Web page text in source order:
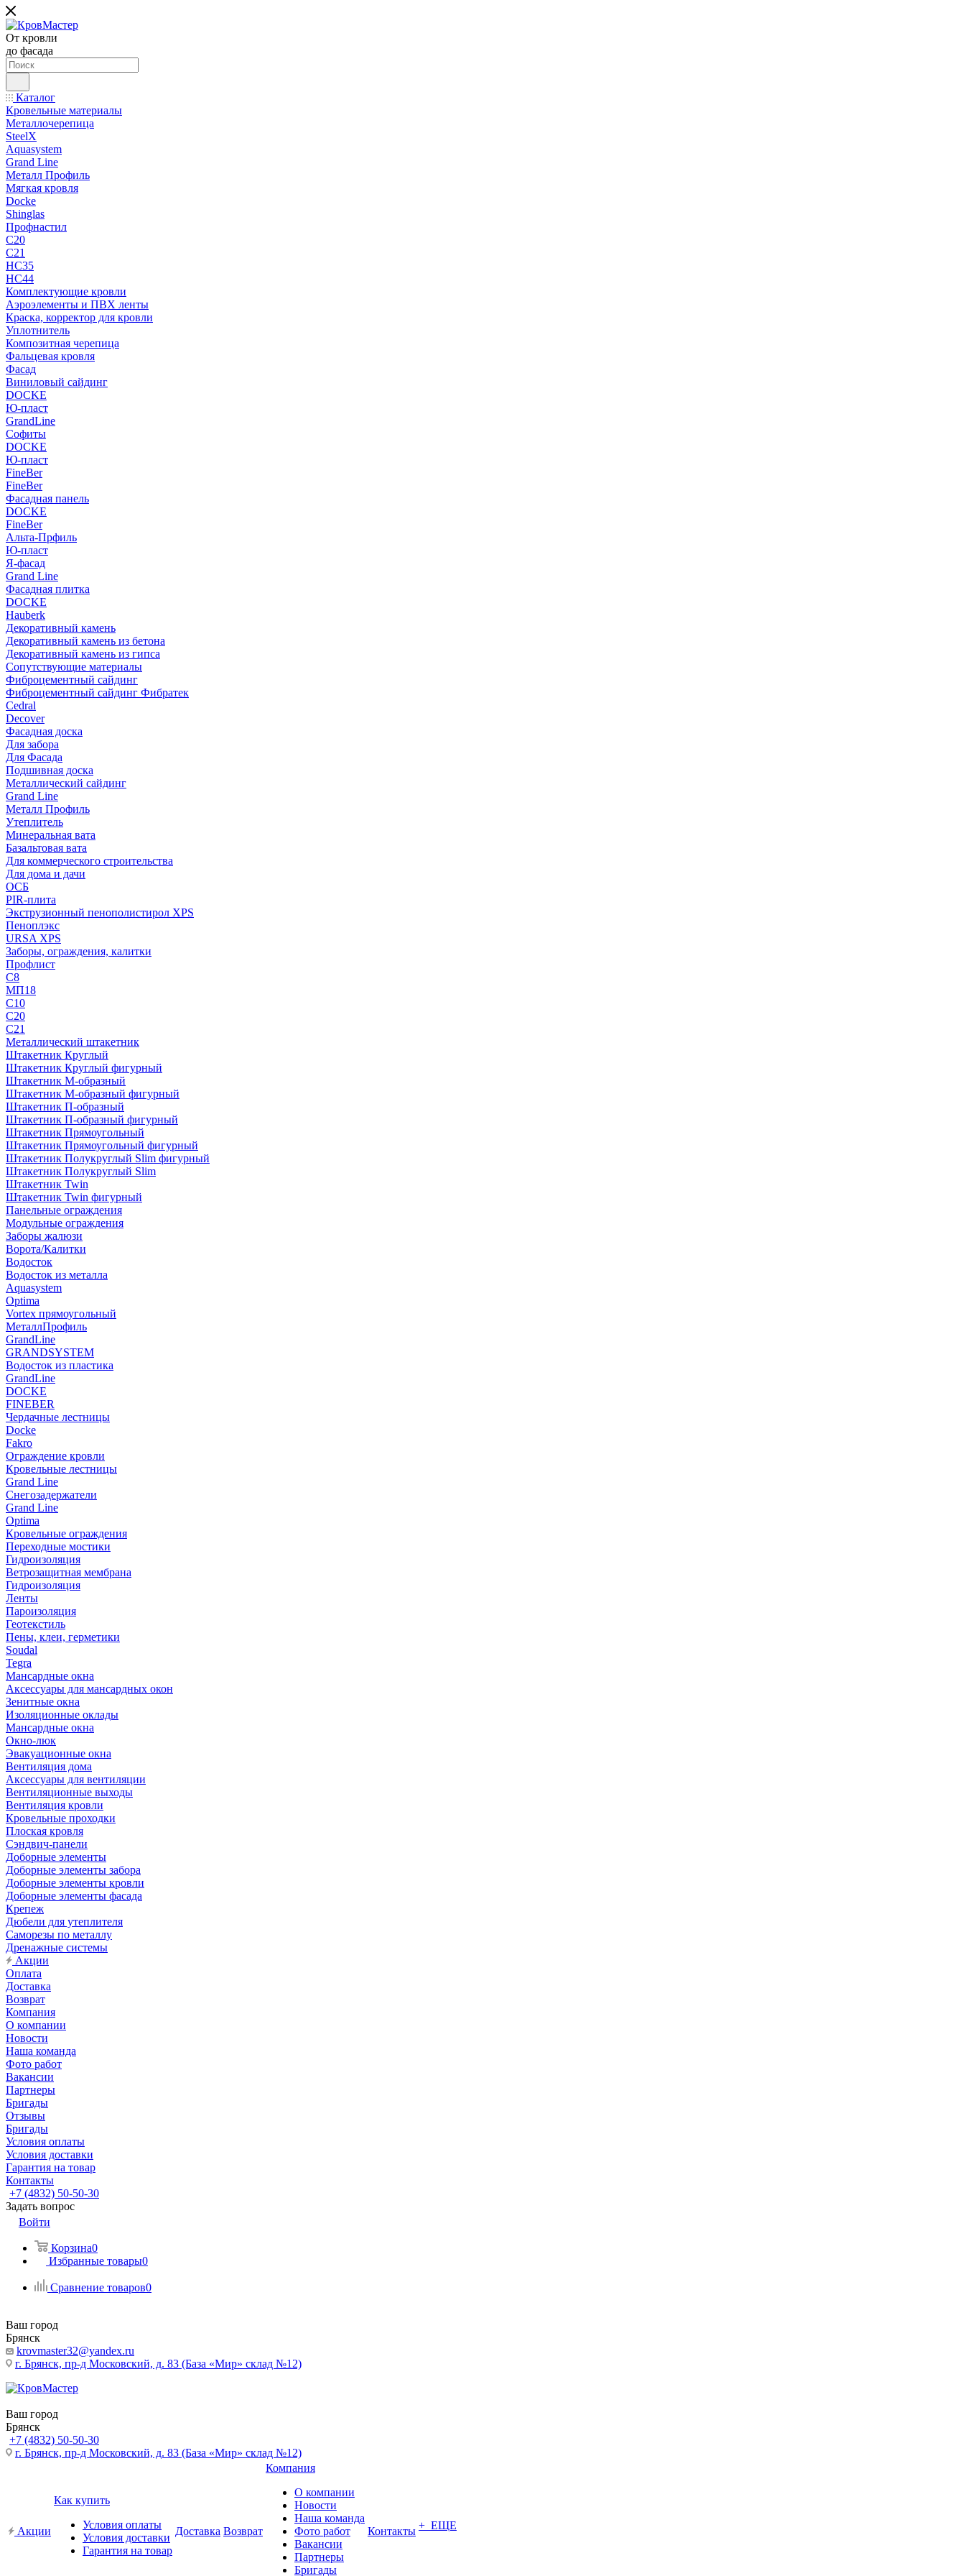
От кровли
до фасада
Каталог
Кровельные материалы
Металлочерепица
SteelX
Aquasystem
Grand Line
Металл Профиль
Мягкая кровля
Docke
Shinglas
Профнастил
C20
C21
НС35
НС44
Комплектующие кровли
Аэроэлементы и ПВХ ленты
Краска, корректор для кровли
Уплотнитель
Композитная черепица
Фальцевая кровля
Фасад
Виниловый сайдинг
DOCKE
Ю-пласт
GrandLine
Софиты
DOCKE
Ю-пласт
FineBer
FineBer
Фасадная панель
DOCKE
FineBer
Альта-Прфиль
Ю-пласт
Я-фасад
Grand Line
Фасадная плитка
DOCKE
Hauberk
Декоративный камень
Декоративный камень из бетона
Декоративный камень из гипса
Сопутствующие материалы
Фиброцементный сайдинг
Фиброцементный сайдинг Фибратек
Cedral
Decover
Фасадная доска
Для забора
Для Фасада
Подшивная доска
Металлический сайдинг
Grand Line
Металл Профиль
Утеплитель
Минеральная вата
Базальтовая вата
Для коммерческого строительства
Для дома и дачи
ОСБ
PIR-плита
Экструзионный пенополистирол XPS
Пеноплэкс
URSA XPS
Заборы, ограждения, калитки
Профлист
С8
МП18
С10
С20
С21
Металлический штакетник
Штакетник Круглый
Штакетник Круглый фигурный
Штакетник М-образный
Штакетник М-образный фигурный
Штакетник П-образный
Штакетник П-образный фигурный
Штакетник Прямоугольный
Штакетник Прямоугольный фигурный
Штакетник Полукруглый Slim фигурный
Штакетник Полукруглый Slim
Штакетник Twin
Штакетник Twin фигурный
Панельные ограждения
Модульные ограждения
Заборы жалюзи
Ворота/Калитки
Водосток
Водосток из металла
Aquasystem
Optima
Vortex прямоугольный
МеталлПрофиль
GrandLine
GRANDSYSTEM
Водосток из пластика
GrandLine
DOCKE
FINEBER
Чердачные лестницы
Docke
Fakro
Ограждение кровли
Кровельные лестницы
Grand Line
Снегозадержатели
Grand Line
Optima
Кровельные ограждения
Переходные мостики
Гидроизоляция
Ветрозащитная мембрана
Гидроизоляция
Ленты
Пароизоляция
Геотекстиль
Пены, клеи, герметики
Soudal
Tegra
Мансардные окна
Аксессуары для мансардных окон
Зенитные окна
Изоляционные оклады
Мансардные окна
Окно-люк
Эвакуационные окна
Вентиляция дома
Аксессуары для вентиляции
Вентиляционные выходы
Вентиляция кровли
Кровельные проходки
Плоская кровля
Сэндвич-панели
Доборные элементы
Доборные элементы забора
Доборные элементы кровли
Доборные элементы фасада
Крепеж
Дюбели для утеплителя
Саморезы по металлу
Дренажные системы
Акции
Оплата
Доставка
Возврат
Компания
О компании
Новости
Наша команда
Фото работ
Вакансии
Партнеры
Бригады
Отзывы
Бригады
Условия оплаты
Условия доставки
Гарантия на товар
Контакты
+7 (4832) 50-50-30
Задать вопрос
Войти
Корзина0
Избранные товары0
Сравнение товаров0
Ваш город
Брянск
krovmaster32@yandex.ru
г. Брянск, пр-д Московский, д. 83 (База «Мир» склад №12)
Ваш город
Брянск
+7 (4832) 50-50-30
г. Брянск, пр-д Московский, д. 83 (База «Мир» склад №12)
Акции
Как купить
Условия оплаты
Условия доставки
Гарантия на товар
Доставка Возврат
Компания
О компании
Новости
Наша команда
Фото работ
Вакансии
Партнеры
Бригады
Контакты + ЕЩЕ